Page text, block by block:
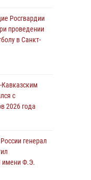
участие в
годовщине
области
троих
Росгвардии
проведении
в Санкт-
с
2026 года
генерал
имени Ф.Э.